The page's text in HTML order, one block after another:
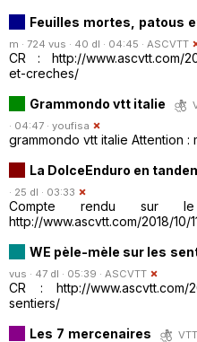
Feuilles mortes, patous
m · 724 vus · 40 dl · 04:45 · ASCVTT
CR : http://www.ascvtt.com/
et-creches/
Grammondo vtt italie
· 04:47 · youfisa
grammondo vtt italie Attention :
La DolceEnduro en
· 25 dl · 03:33
Compte rendu sur
http://www.ascvtt.com/2018/
WE pèle-mèle sur les
vus · 47 dl · 05:39 · ASCVTT
CR : http://www.ascvtt.com/
sentiers/
Les 7 mercenaires